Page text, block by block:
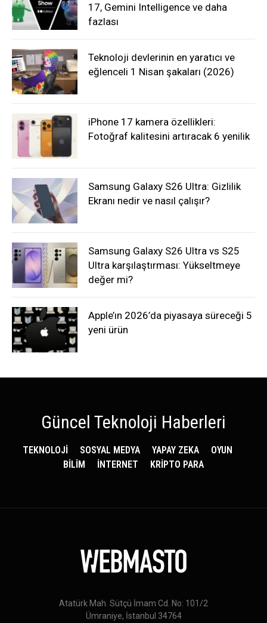
17, Gemini Intelligence ve daha
fazlası
Teknoloji devlerinin en yaratıcı ve
eğlenceli 1 Nisan şakaları (2026)
iPhone 17 kamera özellikleri:
Fotoğraf kalitesini artıracak 6 yenilik
Samsung Galaxy S26 Ultra: Gizlilik
Ekranı nedir ve nasıl çalışır?
Samsung Galaxy S26 Ultra vs S25
Ultra karşılaştırması: Yükseltmeye
değer mi?
Apple’ın 2026’da piyasaya süreceği 5
yeni ürün
Güncel Teknoloji Haberleri
TEKNOLOJİ SOSYAL MEDYA YAPAY ZEKA
OYUN
BİLİM
İNTERNET KRİPTO PARA
Atatürk Mah. Sütçü İmam Cd. No: 101/2
Ümraniye, İstanbul 34764